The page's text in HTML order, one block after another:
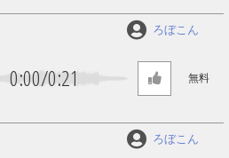
0:00/0:21
ろぼこん
無料
ろぼこん